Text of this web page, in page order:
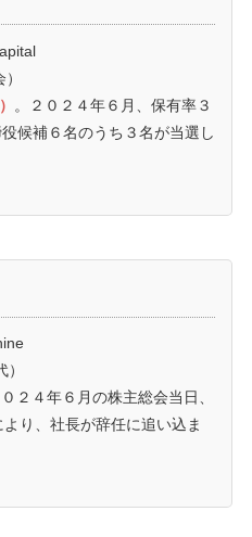
。２０２４年６月、保有率３
候補６名のうち３名が当選し
２４年６月の株主総会当日、
り、社長が辞任に追い込ま